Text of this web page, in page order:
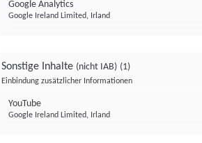
Google Analytics
Google Ireland Limited, Irland
Sonstige Inhalte (nicht IAB) (1)
Einbindung zusätzlicher Informationen
YouTube
Google Ireland Limited, Irland